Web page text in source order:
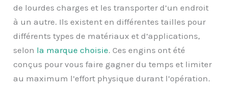
de lourdes charges et les transporter d’un endroit
à un autre. Ils existent en différentes tailles pour
différents types de matériaux et d’applications,
selon la marque choisie. Ces engins ont été
conçus pour vous faire gagner du temps et limiter
au maximum l’effort physique durant l’opération.